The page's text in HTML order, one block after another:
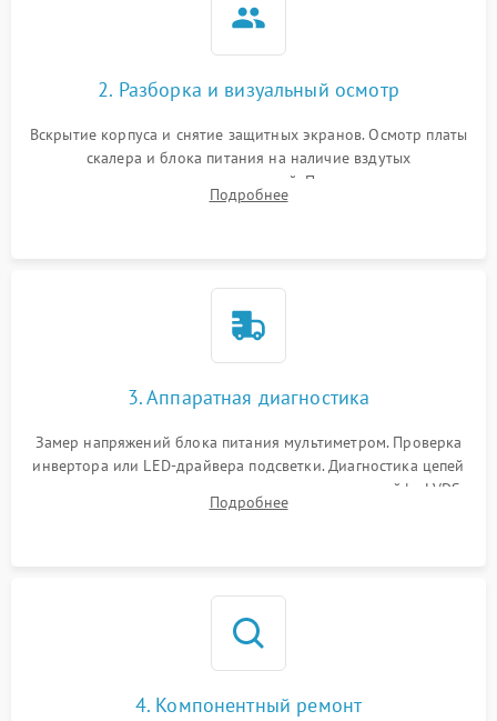
2. Разборка и визуальный осмотр
Вскрытие корпуса и снятие защитных экранов. Осмотр платы
скалера и блока питания на наличие вздутых
конденсаторов, прогаров, окислений. Проверка надежности
контактов и целостности шлейфов матрицы.
Подробнее
3. Аппаратная диагностика
Замер напряжений блока питания мультиметром. Проверка
инвертора или LED-драйвера подсветки. Диагностика цепей
питания скалера и тестирование сигналов на шлейфе LVDS
Подробнее
4. Компонентный ремонт